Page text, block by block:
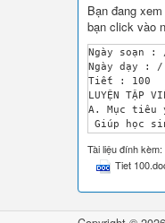
Bạn đang
bạn click vào
Ngày soạn
Ngày dạy :
Tiết : 100
LUYỆN TẬP
A. Mục tiêu
Giúp học
	- Củng cố chắc chắn hơn những hiểu biết về cách làm bài văn lập luận chứng minh
	- Biết vận dụng những hiểu biết đó vào việc viết một đoạn văn .
	- Có ý thức học tập, yêu thích bộ môn.
	- Gv : Giáo án , Sgk
	- Hs : Bài cũ + Bài mới
Tài liệu đính kèm:
Tiet